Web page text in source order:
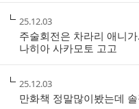
작
성
시
간
25.12.03
주술회전은 차라리 애니가
나히아 사카모토 고고
작
성
시
25.12.03
만화책 정말많이봤는데